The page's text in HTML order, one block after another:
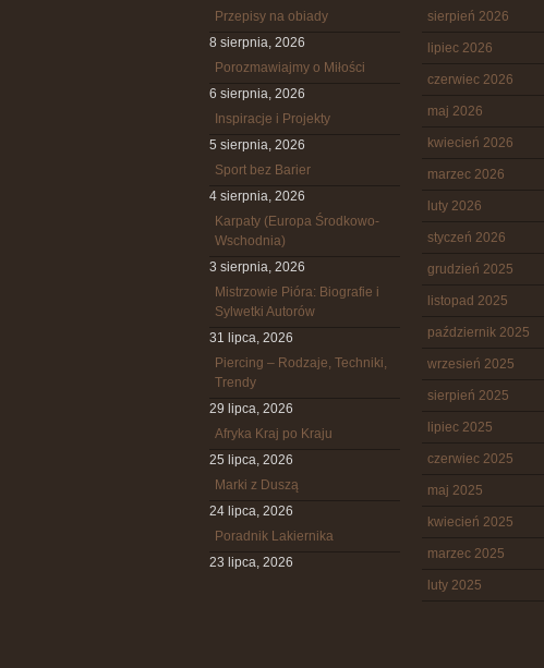
Przepisy na obiady
8 sierpnia, 2026
Porozmawiajmy o Miłości
6 sierpnia, 2026
Inspiracje i Projekty
5 sierpnia, 2026
Sport bez Barier
4 sierpnia, 2026
Karpaty (Europa Środkowo-
Wschodnia)
3 sierpnia, 2026
Mistrzowie Pióra: Biografie i
Sylwetki Autorów
31 lipca, 2026
Piercing – Rodzaje, Techniki,
Trendy
29 lipca, 2026
Afryka Kraj po Kraju
25 lipca, 2026
Marki z Duszą
24 lipca, 2026
Poradnik Lakiernika
23 lipca, 2026
sierpień 2026
lipiec 2026
czerwiec 2026
maj 2026
kwiecień 2026
marzec 2026
luty 2026
styczeń 2026
grudzień 2025
listopad 2025
październik 2025
wrzesień 2025
sierpień 2025
lipiec 2025
czerwiec 2025
maj 2025
kwiecień 2025
marzec 2025
luty 2025